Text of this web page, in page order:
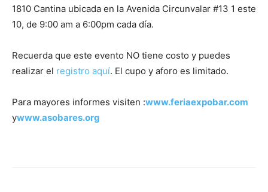
1810 Cantina ubicada en la Avenida Circunvalar #13 1 este
10, de 9:00 am a 6:00pm cada día.
Recuerda que este evento NO tiene costo y puedes
realizar el registro aquí. El cupo y aforo es limitado.
Para mayores informes visiten :www.feriaexpobar.com
ywww.asobares.org